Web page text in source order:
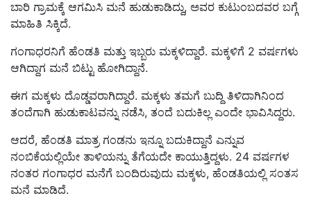
ಬಾರಿ ಗ್ರಾಮಕ್ಕೆ ಆಗಮಿಸಿ ಮನೆ ಹುಡುಕಾಡಿದ್ದು, ಅವರ ಕುಟುಂಬದವರ ಬಗ್ಗೆ
ಮಾಹಿತಿ ಸಿಕ್ಕಿದೆ.
ಗಂಗಾಧರನಿಗೆ ಹೆಂಡತಿ ಮತ್ತು ಇಬ್ಬರು ಮಕ್ಕಳಿದ್ದಾರೆ. ಮಕ್ಕಳಿಗೆ 2 ವರ್ಷಗಳು
ಆಗಿದ್ದಾಗ ಮನೆ ಬಿಟ್ಟು ಹೋಗಿದ್ದಾನೆ.
ಈಗ ಮಕ್ಕಳು ದೊಡ್ಡವರಾಗಿದ್ದಾರೆ. ಮಕ್ಕಳು ತಮಗೆ ಬುದ್ದಿ ತಿಳಿದಾಗಿನಿಂದ
ತಂದೆಗಾಗಿ ಹುಡುಕಾಟವನ್ನು ನಡೆಸಿ, ತಂದೆ ಬದುಕಿಲ್ಲ ಎಂದೇ ಭಾವಿಸಿದ್ದರು.
ಆದರೆ, ಹೆಂಡತಿ ಮಾತ್ರ ಗಂಡನು ಇನ್ನೂ ಬದುಕಿದ್ದಾನೆ ಎನ್ನುವ
ನಂಬಿಕೆಯಲ್ಲಿಯೇ ತಾಳಿಯನ್ನು ತೆಗೆಯದೇ ಕಾಯುತ್ತಿದ್ದಳು. 24 ವರ್ಷಗಳ
ನಂತರ ಗಂಗಾಧರ ಮನೆಗೆ ಬಂದಿರುವುದು ಮಕ್ಕಳು, ಹೆಂಡತಿಯಲ್ಲಿ ಸಂತಸ
ಮನೆ ಮಾಡಿದೆ.